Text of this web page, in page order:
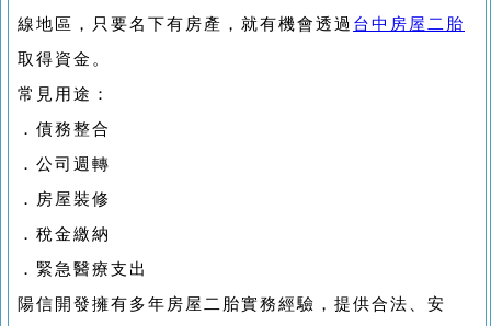
線地區，只要名下有房產，就有機會透過 台中房屋二胎
取得資金。
常見用途：
．債務整合
．公司週轉
．房屋裝修
．稅金繳納
．緊急醫療支出
陽信開發擁有多年房屋二胎實務經驗，提供合法、安